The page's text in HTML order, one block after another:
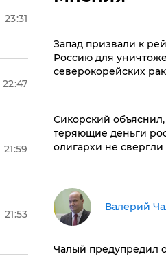
23:31
22:47
21:59
21:53
Запад призвали к
Россию для
северокорейских
Сикорский
теряющие деньги
олигархи не
Валерий
Чалый предупредил